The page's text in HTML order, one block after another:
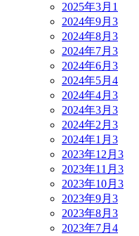
2025年3月 1
2024年9月 3
2024年8月 3
2024年7月 3
2024年6月 3
2024年5月 4
2024年4月 3
2024年3月 3
2024年2月 3
2024年1月 3
2023年12月 3
2023年11月 3
2023年10月 3
2023年9月 3
2023年8月 3
2023年7月 4